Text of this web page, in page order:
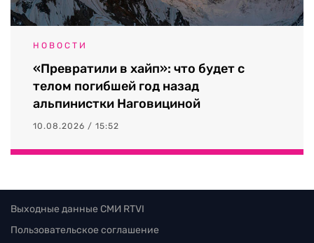
НОВОСТИ
«Превратили в хайп»: что будет с
телом погибшей год назад
альпинистки Наговициной
10.08.2026 / 15:52
Выходные данные СМИ RTVI
Пользовательское соглашение